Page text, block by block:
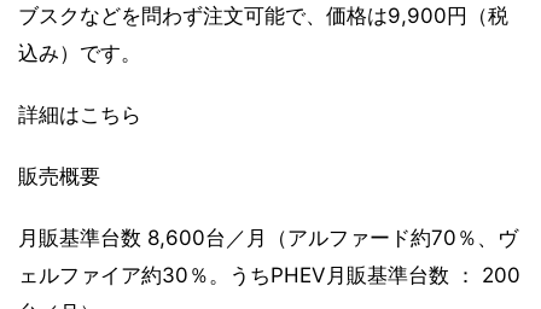
ブスクなどを問わず注文可能で、価格は9,900円（税
込み）です。
詳細はこちら
販売概要
月販基準台数 8,600台／月（アルファード約70％、ヴ
ェルファイア約30％。うちPHEV月販基準台数 ： 200